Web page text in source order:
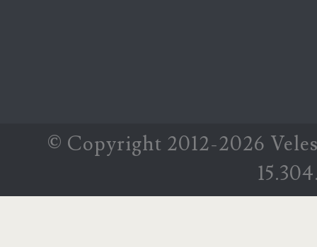
© Copyright 2012-2026